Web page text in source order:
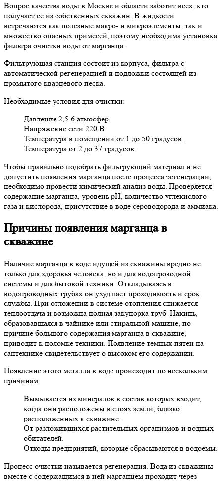
Вопрос качества воды в Москве и области заботит всех, кто
получает ее из собственных скважин. В жидкости
встречаются как полезные макро- и микроэлементы, так и
множество опасных примесей, поэтому необходима установка
фильтра очистки воды от марганца.
Фильтрующая станция состоит из корпуса, фильтра с
автоматической регенерацией и подложки состоящей из
промытого кварцевого песка.
Необходимые условия для очистки:
Давление 2,5-6 атмосфер.
Напряжение сети 220 В.
Температура в помещении от 1 до 50 градусов.
Температура от 2 до 37 градусов.
Чтобы правильно подобрать фильтрующий материал и не
допустить появления марганца после процесса регенерации,
необходимо провести химический анализ воды. Проверяется
содержание марганца, уровень pH, количество углекислого
газа и кислорода, присутствие в воде сероводорода и аммиака.
Причины появления марганца в
скважине
Наличие марганца в воде идущей из скважины вредно не
только для здоровья человека, но и для водопроводной
системы и для бытовой техники. Откладываясь в
водопроводных трубах он ухудшает проходимость и срок
службы. При отложении в системе отопления снижается
теплоотдача и возможна полная закупорка труб. Накипь,
образовавшаяся в чайнике или стиральной машине, по
причине большого содержания марганца в скважине,
приводит к поломке техники. Появление темных пятен на
сантехнике свидетельствует о высоком его содержании.
Появление этого металла в воде происходит по нескольким
причинам:
Вымывается из минералов в состав которых входит,
когда они расположены в слоях земли, близко
расположенных к скважине.
От разложившихся растительных организмов и водных
обитателей.
Отходы предприятий, которые сбрасываются в водоемы.
Процесс очистки называется регенерация. Вода из скважины
вместе с содержащимся в ней марганцем проходит через